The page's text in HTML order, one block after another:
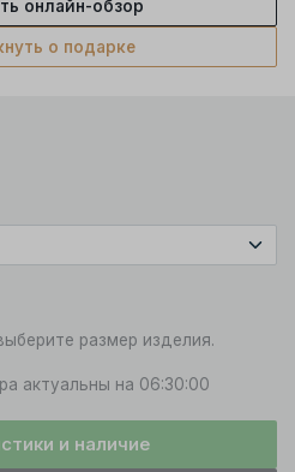
онлайн-обзор
о подарке
размер изделия.
актуальны на 06:30:00
и наличие